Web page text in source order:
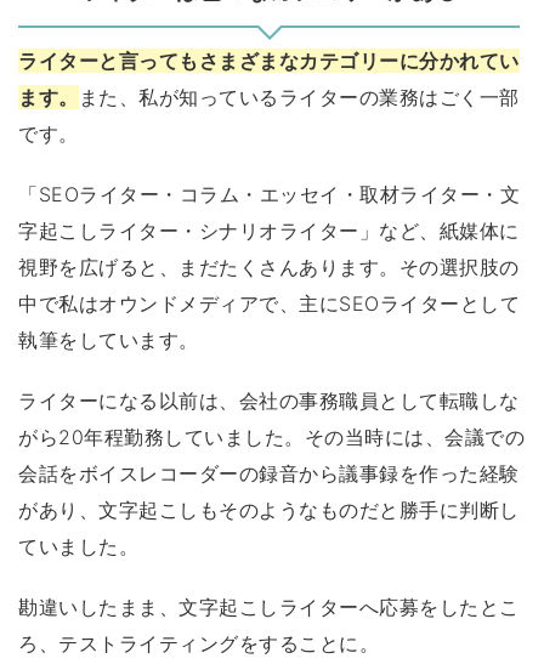
ライターと言ってもさまざまなカテゴリーに分かれてい
ます。
また、私が知っているライターの業務はごく一部
です。
「SEOライター・コラム・エッセイ・取材ライター・文
字起こしライター・シナリオライター」など、紙媒体に
視野を広げると、まだたくさんあります。その選択肢の
中で私はオウンドメディアで、主にSEOライターとして
執筆をしています。
ライターになる以前は、会社の事務職員として転職しな
がら20年程勤務していました。その当時には、会議での
会話をボイスレコーダーの録音から議事録を作った経験
があり、文字起こしもそのようなものだと勝手に判断し
ていました。
勘違いしたまま、文字起こしライターへ応募をしたとこ
ろ、テストライティングをすることに。